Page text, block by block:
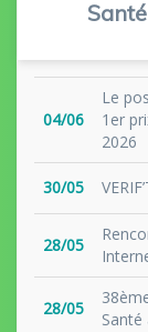
04/06
Le
1er
2026
30/05
28/05
28/05
Santé